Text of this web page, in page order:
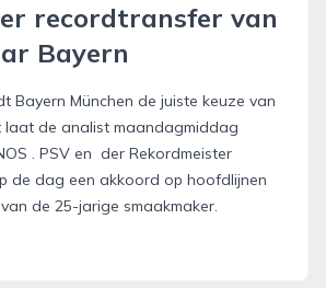
recordtransfer van
Bayern
Bayern München de juiste keuze van
laat de analist maandagmiddag
. PSV en der Rekordmeister
de dag een akkoord op hoofdlijnen
de 25-jarige smaakmaker.